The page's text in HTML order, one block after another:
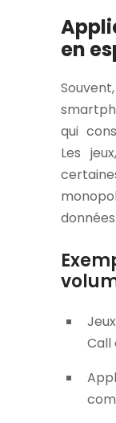
en
qui
Les
données.
Call